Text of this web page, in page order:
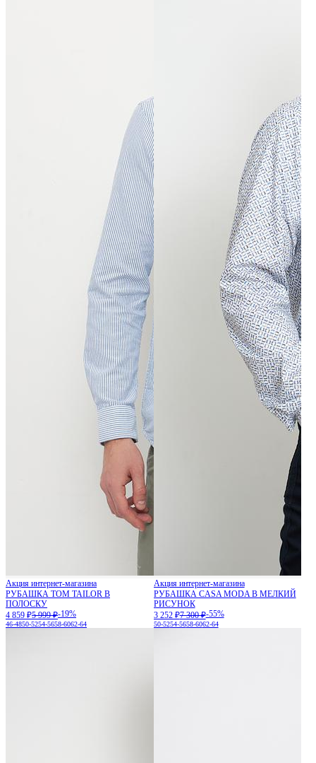
Акция интернет-магазина
РУБАШКА TOM TAILOR В
ПОЛОСКУ
4 859 ₽5 999 ₽-19%
46-4850-5254-5658-6062-64
Акция интернет-магазина
РУБАШКА CASA MODA В МЕЛКИЙ
РИСУНОК
3 252 ₽7 300 ₽-55%
50-5254-5658-6062-64